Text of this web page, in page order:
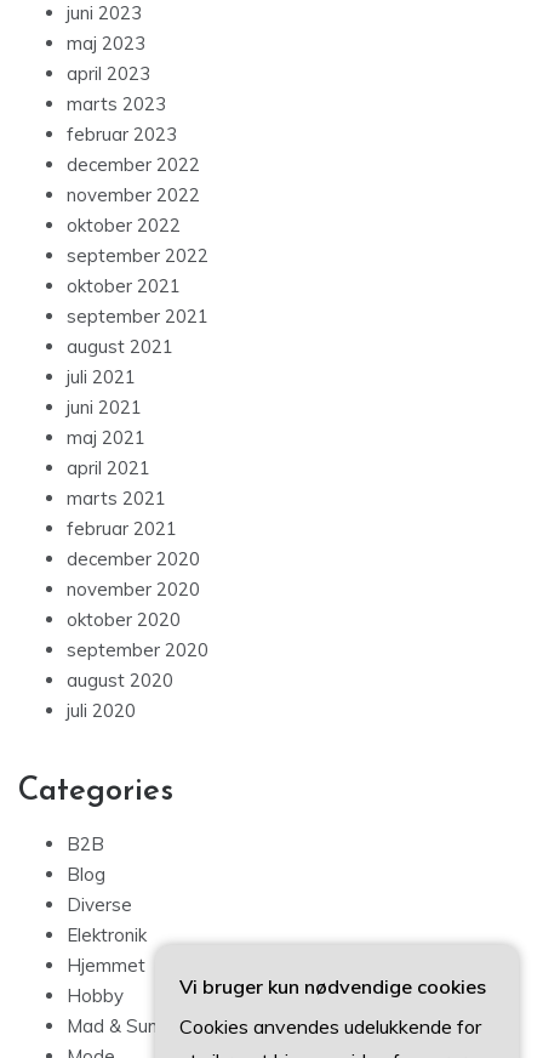
juni 2023
maj 2023
april 2023
marts 2023
februar 2023
december 2022
november 2022
oktober 2022
september 2022
oktober 2021
september 2021
august 2021
juli 2021
juni 2021
maj 2021
april 2021
marts 2021
februar 2021
december 2020
november 2020
oktober 2020
september 2020
august 2020
juli 2020
Categories
B2B
Blog
Diverse
Elektronik
Hjemmet
Hobby
Mad & Sundhed
Vi bruger kun nødvendige cookies
Cookies anvendes udelukkende for